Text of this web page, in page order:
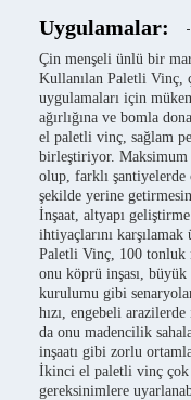
Uygulamalar:
Çin menşeli ünlü bir
Kullanılan Paletli Vinç,
uygulamaları için
ağırlığına ve bomla
el paletli vinç, sağlam
birleştiriyor. Maksimum
olup, farklı
şekilde yerine
İnşaat, altyapı
ihtiyaçlarını
Paletli Vinç, 100 tonluk
onu köprü inşası,
kurulumu gibi
hızı, engebeli
da onu madencilik
inşaatı gibi zorlu
İkinci el paletli vinç çok
gereksinimlere